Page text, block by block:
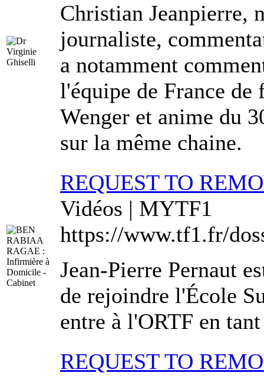
Christian Jeanpierre,
journaliste,
a notamment
l'équipe de France
Wenger et anime du
sur la même chaine.
REQUEST TO
Vidéos | MYTF1
https://www.tf1.fr/
Jean-Pierre Pernaut
de rejoindre l'École
entre à l'ORTF en
REQUEST TO